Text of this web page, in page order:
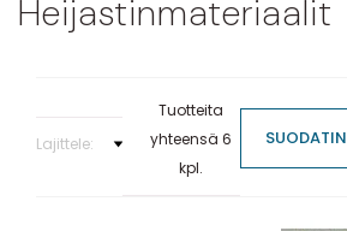
Heijastinmateriaalit
SUODATIN
Tuotteita
yhteensä 6
kpl.
Lajittele: